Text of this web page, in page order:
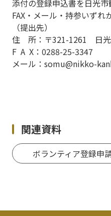
添付の登録申込書を日光
FAX・メール・持参いずれ
（提出先）
住 所：〒321-1261 日光
F A X：0288-25-3347
メール：somu@nikko-
関連資料
ボランティア登録申